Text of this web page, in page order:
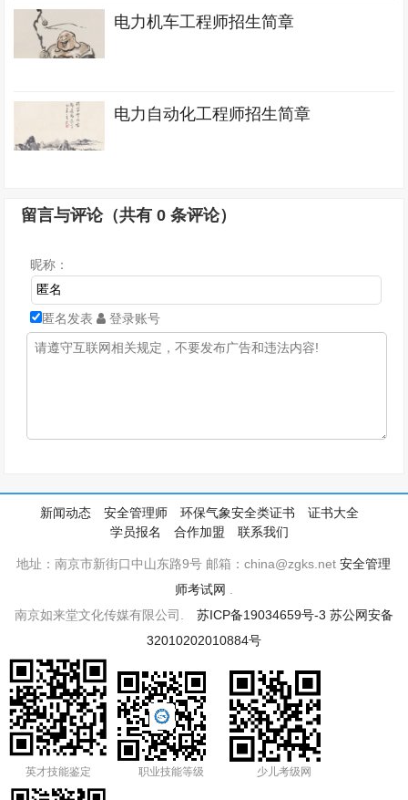
电力机车工程师招生简章
电力自动化工程师招生简章
留言与评论（共有0 条评论）
昵称：
匿名发表 登录账号
新闻动态 安全管理师 环保气象安全类证书
证书大全
学员报名
合作加盟 联系我们
地址：南京市新街口中山东路9号 邮箱：china@zgks.net安全管理
师考试网
南京如来堂文化传媒有限公司. 苏ICP备19034659号-3 苏公网安备
32010202010884号
英才技能鉴定 职业技能等级 少儿考级网